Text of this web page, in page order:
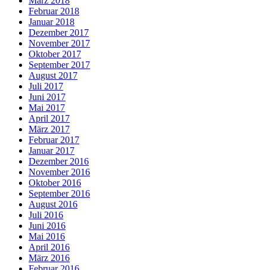
Februar 2018
Januar 2018
Dezember 2017
November 2017
Oktober 2017
September 2017
August 2017
Juli 2017
Juni 2017
Mai 2017
April 2017
März 2017
Februar 2017
Januar 2017
Dezember 2016
November 2016
Oktober 2016
September 2016
August 2016
Juli 2016
Juni 2016
Mai 2016
April 2016
März 2016